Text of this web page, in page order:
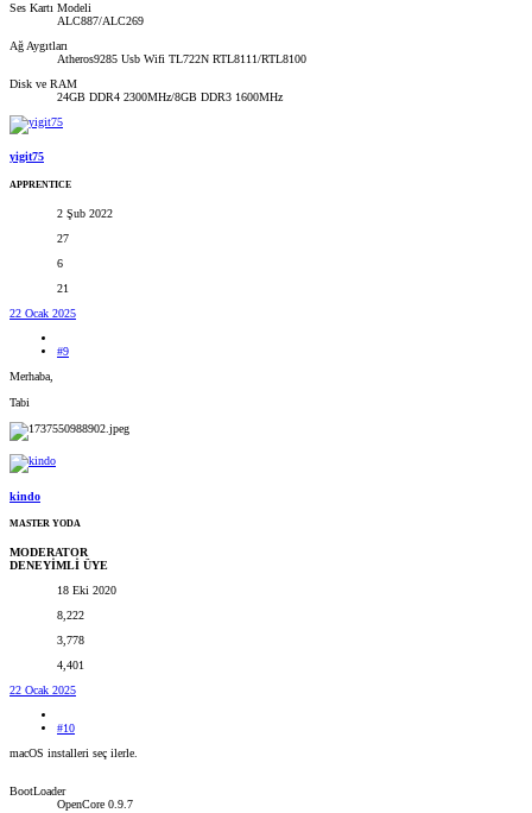
Ses Kartı Modeli
ALC887/ALC269
Ağ Aygıtları
Atheros9285 Usb Wifi TL722N RTL8111/RTL8100
Disk ve RAM
24GB DDR4 2300MHz/8GB DDR3 1600MHz
yigit75
APPRENTICE
2 Şub 2022
27
6
21
22 Ocak 2025
#9
Merhaba,
Tabi
kindo
MASTER YODA
MODERATOR
DENEYİMLİ ÜYE
18 Eki 2020
8,222
3,778
4,401
22 Ocak 2025
#10
macOS installeri seç ilerle.
BootLoader
OpenCore 0.9.7